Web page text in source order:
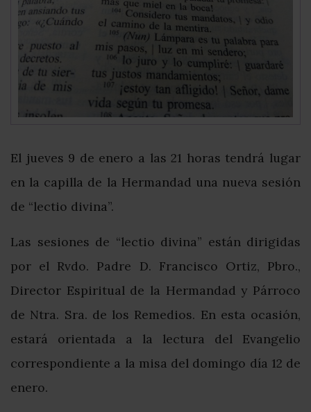
El jueves 9 de enero a las 21 horas tendrá lugar
en la capilla de la Hermandad una nueva sesión
de “lectio divina”.
Las sesiones de “lectio divina” están dirigidas
por el Rvdo. Padre D. Francisco Ortiz, Pbro.,
Director Espiritual de la Hermandad y Párroco
de Ntra. Sra. de los Remedios. En esta ocasión,
estará orientada a la lectura del Evangelio
correspondiente a la misa del domingo día 12 de
enero.